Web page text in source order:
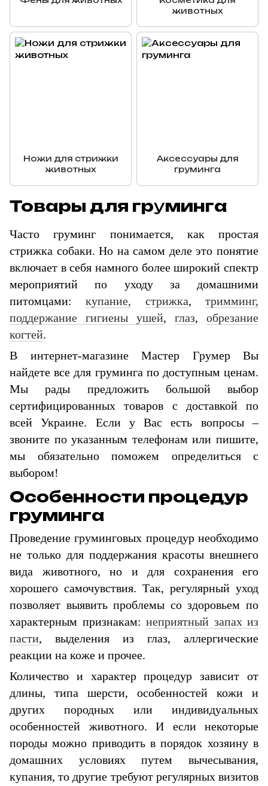
Товары для груминга
Часто груминг понимается, как простая
стрижка собаки. Но на самом деле это понятие
включает в себя намного более широкий спектр
мероприятий по уходу за домашними
питомцами:купание, стрижка,тримминг,
поддержание гигиены ушей, глаз, обрезание
когтей.
В интернет-магазине Мастер Грумер Вы
найдете все для груминга по доступным ценам.
Мы рады предложить большой выбор
сертифицированных товаров с доставкой по
всей Украине. Если у Вас есть вопросы –
звоните по указанным телефонам или пишите,
мы обязательно поможем определиться с
выбором!
Особенности процедур
груминга
Проведение груминговых процедур необходимо
не только для поддержания красоты внешнего
вида животного, но и для сохранения его
хорошего самочувствия. Так, регулярный уход
позволяет выявить проблемы со здоровьем по
характерным признакам: неприятный запах из
пасти, выделения из глаз, аллергические
реакции на коже и прочее.
Количество и характер процедур зависит от
длины, типа шерсти, особенностей кожи и
других породных или индивидуальных
особенностей животного. И если некоторые
породы можно приводить в порядок хозяину в
домашних условиях путем вычесывания,
купания, то другие требуют регулярных визитов
животных
Ножи для стрижки
животных
Аксессуары для
груминга